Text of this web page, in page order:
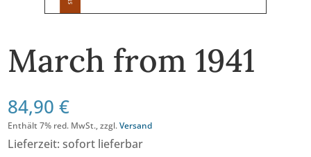
March from 1941
84,90€
Enthält 7% red. MwSt., zzgl.Versand
Lieferzeit: sofort lieferbar